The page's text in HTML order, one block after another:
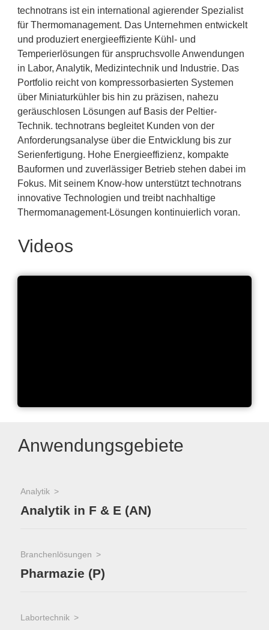
technotrans ist ein international agierender Spezialist
für Thermomanagement. Das Unternehmen entwickelt
und produziert energieeffiziente Kühl- und
Temperierlösungen für anspruchsvolle Anwendungen
in Labor, Analytik, Medizintechnik und Industrie. Das
Portfolio reicht von kompressorbasierten Systemen
über Miniaturkühler bis hin zu präzisen, nahezu
geräuschlosen Lösungen auf Basis der Peltier-
Technik. technotrans begleitet Kunden von der
Anforderungsanalyse über die Entwicklung bis zur
Serienfertigung. Hohe Energieeffizienz, kompakte
Bauformen und zuverlässiger Betrieb stehen dabei im
Fokus. Mit seinem Know-how unterstützt technotrans
innovative Technologien und treibt nachhaltige
Thermomanagement-Lösungen kontinuierlich voran.
Videos
Anwendungsgebiete
Analytik
Analytik in F & E (AN)
Branchenlösungen
Pharmazie (P)
Labortechnik